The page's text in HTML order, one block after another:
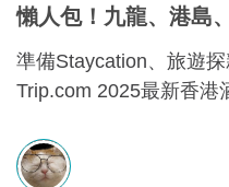
懶人包！九龍、港島
準備Staycation、旅遊
Trip.com 2025最新香港
店、親子舒適客房，還
店，通通有齊！文內幫